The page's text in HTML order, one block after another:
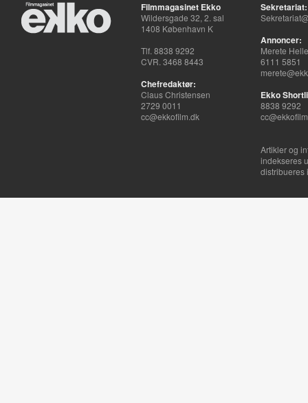
Filmmagasinet Ekko
Wildersgade 32, 2. sal
1408 København K
Tlf. 8838 9292
CVR. 3468 8443
Chefredaktør:
Claus Christensen
2729 0011
cc@ekkofilm.dk
Sekretariat:
Annoncer:
Merete
6111 5851
Ekko
8838 9292
Artikler og
indekseres
distribueres